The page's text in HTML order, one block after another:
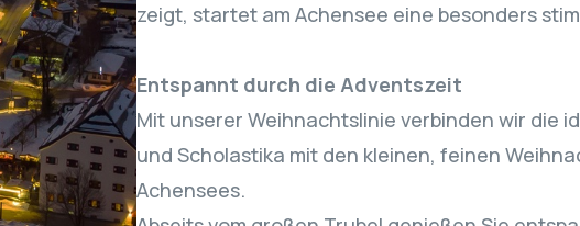
zeigt, startet am Achensee eine besonders
Entspannt durch die Adventszeit
Mit unserer Weihnachtslinie verbinden wir die
und Scholastika mit den kleinen, feinen
Achensees.